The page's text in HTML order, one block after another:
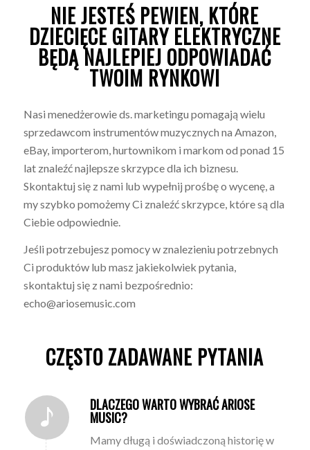
NIE JESTEŚ PEWIEN, KTÓRE
DZIECIĘCE GITARY ELEKTRYCZNE
BĘDĄ NAJLEPIEJ ODPOWIADAĆ
TWOIM RYNKOWI
Nasi menedżerowie ds. marketingu pomagają wielu
sprzedawcom instrumentów muzycznych na Amazon,
eBay, importerom, hurtownikom i markom od ponad 15
lat znaleźć najlepsze skrzypce dla ich biznesu.
Skontaktuj się z nami lub wypełnij prośbę o wycenę, a
my szybko pomożemy Ci znaleźć skrzypce, które są dla
Ciebie odpowiednie.
Jeśli potrzebujesz pomocy w znalezieniu potrzebnych
Ci produktów lub masz jakiekolwiek pytania,
skontaktuj się z nami bezpośrednio:
echo@ariosemusic.com
CZĘSTO ZADAWANE PYTANIA
DLACZEGO WARTO WYBRAĆ ARIOSE
MUSIC?
Mamy długą i doświadczoną historię w